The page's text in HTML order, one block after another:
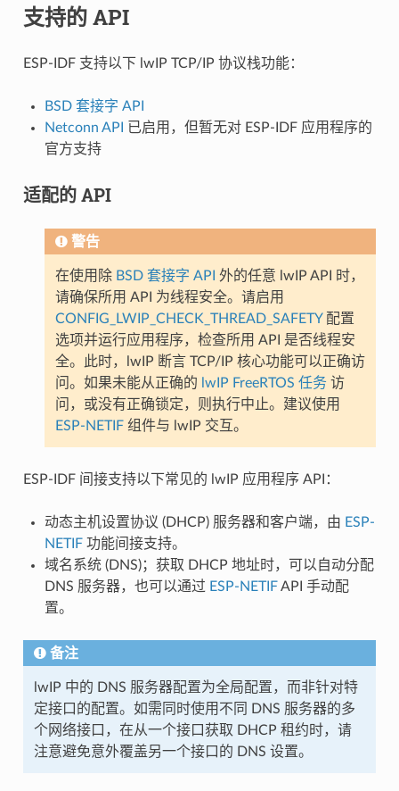
支持的 API
ESP-IDF 支持以下 lwIP TCP/IP 协议栈功能：
BSD 套接字 API
Netconn API
已启用，但暂无对 ESP-IDF 应用程序的
官方支持
适配的 API
警告
在使用除 BSD 套接字 API 外的任意 lwIP API 时，
请确保所用 API 为线程安全。请启用
CONFIG_LWIP_CHECK_THREAD_SAFETY配置
选项并运行应用程序，检查所用 API 是否线程安
全。此时，lwIP 断言 TCP/IP 核心功能可以正确访
问。如果未能从正确的 lwIP FreeRTOS 任务访
问，或没有正确锁定，则执行中止。建议使用
ESP-NETIF组件与 lwIP 交互。
ESP-IDF 间接支持以下常见的 lwIP 应用程序 API：
动态主机设置协议 (DHCP) 服务器和客户端，由 ESP-
NETIF功能间接支持。
域名系统 (DNS)；获取 DHCP 地址时，可以自动分配
DNS 服务器，也可以通过 ESP-NETIFAPI 手动配
置。
备注
lwIP 中的 DNS 服务器配置为全局配置，而非针对特
定接口的配置。如需同时使用不同 DNS 服务器的多
个网络接口，在从一个接口获取 DHCP 租约时，请
注意避免意外覆盖另一个接口的 DNS 设置。